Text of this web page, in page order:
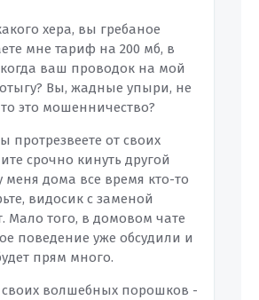
хера, вы гребаное
мне тариф на 200 мб, в
ваш проводок на мой
Вы, жадные упыри, не
это мошенничество?
протрезвеете от своих
срочно кинуть другой
меня дома все время кто-то
видосик с заменой
Мало того, в домовом чате
поведение уже обсудили и
прям много.
своих волшебных порошков -